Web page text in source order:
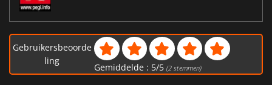
Gebruikersbeoorde
ling
Gemiddelde : 5/5 (2stemmen)